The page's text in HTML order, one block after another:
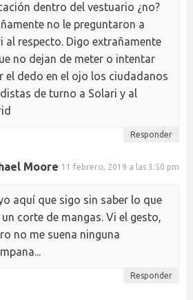
dentro del vestuario ¿no?
no le preguntaron a
al respecto. Digo extrañamente
no dejan de meter o intentar
el dedo en el ojo los ciudadanos
de turno a Solari y al
Responder
Moore 11 febrero, 2019 a las 3:50 pm
aquí que sigo sin saber lo que
un corte de mangas. Vi el gesto,
no me suena ninguna
Responder